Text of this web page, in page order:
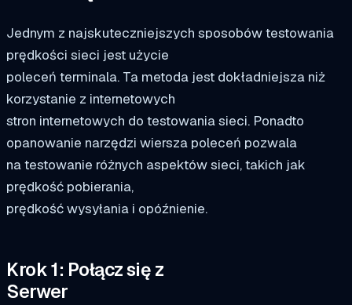
Jednym z najskuteczniejszych sposobów testowania
prędkości sieci jest użycie
poleceń terminala. Ta metoda jest dokładniejsza niż
korzystanie z internetowych
stron internetowych do testowania sieci. Ponadto
opanowanie narzędzi wiersza poleceń pozwala
na testowanie różnych aspektów sieci, takich jak
prędkość pobierania,
prędkość wysyłania i opóźnienie.
Krok 1: Połącz się z
Serwer